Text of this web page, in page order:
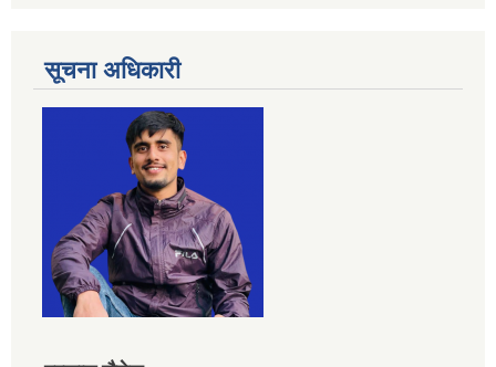
सूचना अधिकारी